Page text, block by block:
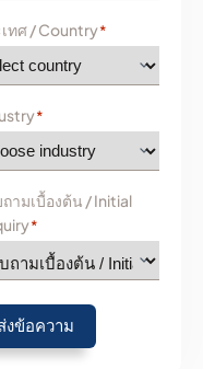
ทศ / Country*
*
ามเบื้องต้น / Initial
*
งข้อความ